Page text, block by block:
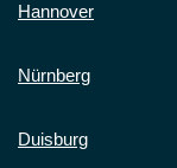
Hannover
Nürnberg
Duisburg